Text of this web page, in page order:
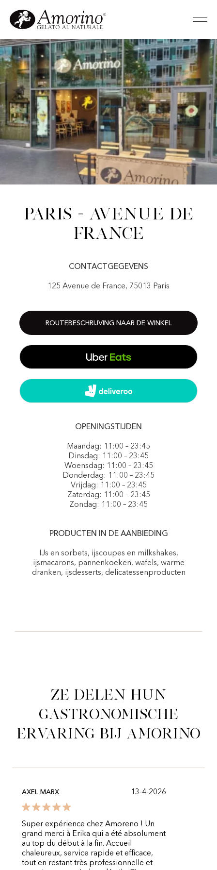
Paris - Avenue de
France
CONTACTGEGEVENS
125 Avenue de France, 75013 Paris
ROUTEBESCHRIJVING NAAR DE WINKEL
OPENINGSTIJDEN
Maandag: 11:00 – 23:45
Dinsdag: 11:00 – 23:45
Woensdag: 11:00 – 23:45
Donderdag: 11:00 – 23:45
Vrijdag: 11:00 – 23:45
Zaterdag: 11:00 – 23:45
Zondag: 11:00 – 23:45
PRODUCTEN IN DE AANBIEDING
IJs en sorbets, ijscoupes en milkshakes,
ijsmacarons, pannenkoeken, wafels, warme
dranken, ijsdesserts, delicatessenproducten
Ze delen hun
gastronomische
ervaring bij Amorino
AXEL MARX 13-4-2026
Super expérience chez Amoreno ! Un
grand merci à Erika qui a été absolument
au top du début à la fin. Accueil
chaleureux, service rapide et efficace,
tout en restant très professionnelle et